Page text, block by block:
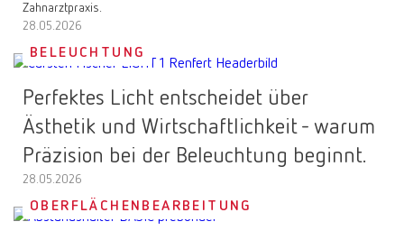
Zahnarztpraxis.
28.05.2026
BELEUCHTUNG
Perfektes Licht entscheidet über
Ästhetik und Wirtschaftlichkeit - warum
Präzision bei der Beleuchtung beginnt.
28.05.2026
OBERFLÄCHENBEARBEITUNG